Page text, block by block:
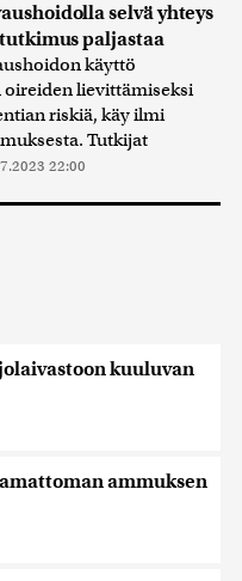
selvä yhteys
paljastaa
käyttö
oireiden lievittämiseksi
riskiä, käy ilmi
Tutkijat
22:00
kuuluvan
ammuksen